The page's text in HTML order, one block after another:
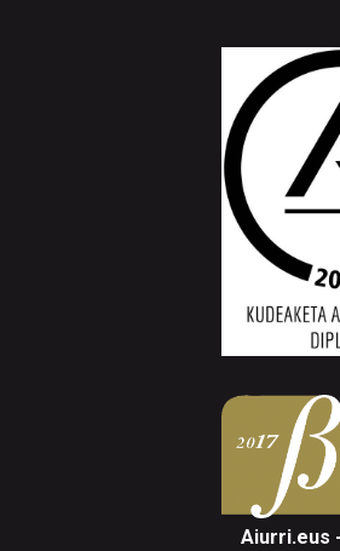
Aiurri.eus